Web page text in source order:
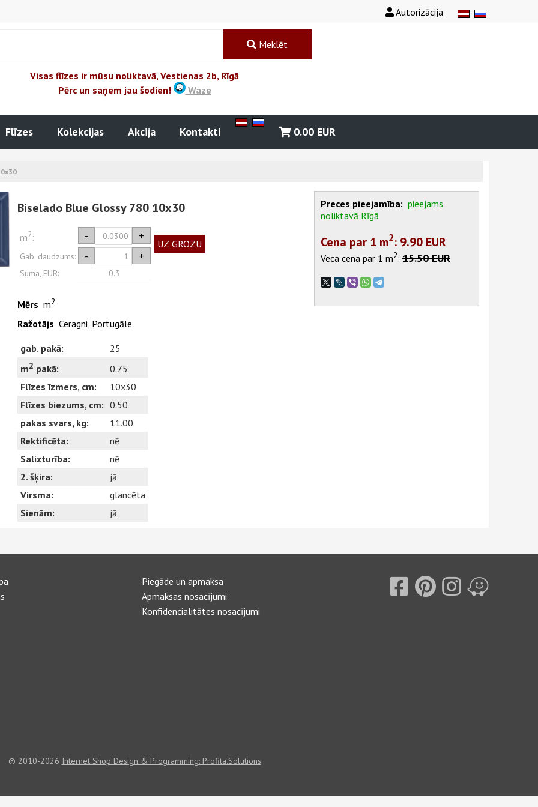
Autorizācija
Meklēt
Visas flīzes ir mūsu noliktavā, Vestienas 2b, Rīgā
Pērc un saņem jau šodien!
Waze
Flīzes Kolekcijas Akcija Kontakti 0.00EUR
Biselado Blue Glossy 780 10x30
m2: - +
Gab. daudzums: - +
Suma, EUR: 0.3
UZ GROZU
Mērs m2
Ražotājs Ceragni, Portugāle
gab. pakā:
25
m2 pakā:
0.75
Flīzes īzmers, cm:
10x30
Flīzes biezums, cm: 0.50
pakas svars, kg:
11.00
Rektificēta:
nē
Salizturība:
nē
2. šķira:
jā
Virsma:
glancēta
Sienām:
jā
Preces pieejamība: pieejams
noliktavā Rīgā
Cena par 1 m2: 9.90 EUR
Veca cena par 1 m2:15.50 EUR
Piegāde un apmaksa
Apmaksas nosacījumi
Konfidencialitātes nosacījumi
© 2010-2026 Internet Shop Design & Programming: Profita.Solutions